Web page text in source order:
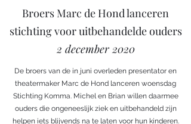
Broers Marc de Hond lanceren
stichting voor uitbehandelde ouders
2 december 2020
De broers van de in juni overleden presentator en
theatermaker Marc de Hond lanceren woensdag
Stichting Komma. Michel en Brian willen daarmee
ouders die ongeneeslijk ziek en uitbehandeld zijn
helpen iets blijvends na te laten voor hun kinderen.